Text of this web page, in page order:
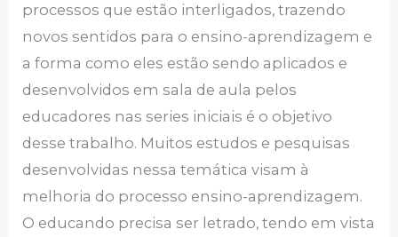
processos que estão interligados, trazendo
novos sentidos para o ensino-aprendizagem e
a forma como eles estão sendo aplicados e
desenvolvidos em sala de aula pelos
educadores nas series iniciais é o objetivo
desse trabalho. Muitos estudos e pesquisas
desenvolvidas nessa temática visam à
melhoria do processo ensino-aprendizagem.
O educando precisa ser letrado, tendo em vista